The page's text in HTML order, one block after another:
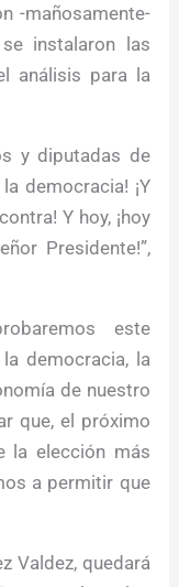
-mañosamente-
instalaron las
análisis para la
y diputadas de
democracia! ¡Y
Y hoy, ¡hoy
Presidente!”,
este
democracia, la
de nuestro
que, el próximo
la elección más
a permitir que
Valdez, quedará